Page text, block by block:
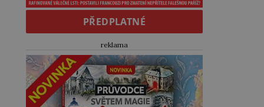
PŘEDPLATNÉ
reklama